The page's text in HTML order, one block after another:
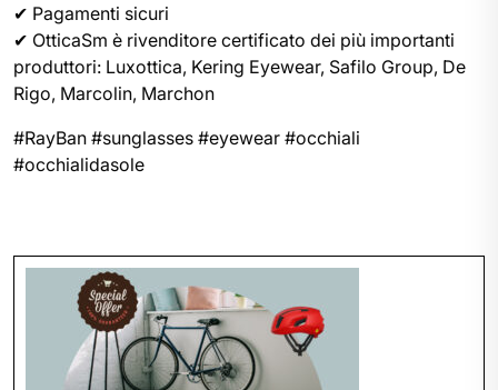
✔ Pagamenti sicuri
✔ OtticaSm è rivenditore certificato dei più importanti
produttori: Luxottica, Kering Eyewear, Safilo Group, De
Rigo, Marcolin, Marchon
#RayBan #sunglasses #eyewear #occhiali
#occhialidasole
articoli